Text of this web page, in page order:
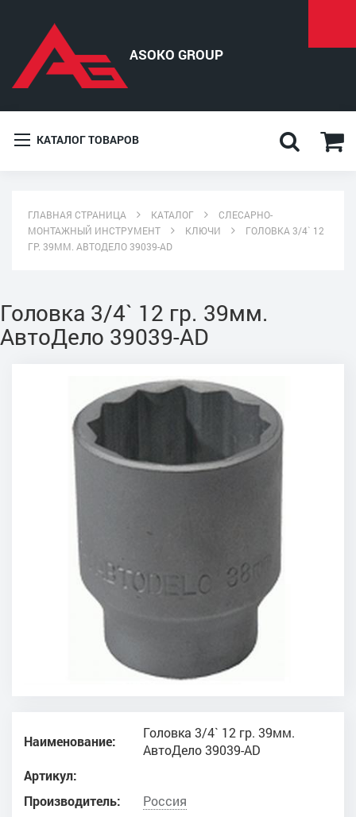
КАТАЛОГ ТОВАРОВ
ГЛАВНАЯ СТРАНИЦА КАТАЛОГ
СЛЕСАРНО-
МОНТАЖНЫЙ ИНСТРУМЕНТ
КЛЮЧИ
ГОЛОВКА 3/4` 12
ГР. 39ММ. АВТОДЕЛО 39039-AD
Головка 3/4` 12 гр. 39мм.
АвтоДело 39039-AD
Наименование:
Головка 3/4` 12 гр. 39мм.
АвтоДело 39039-AD
Артикул:
Производитель:
Россия